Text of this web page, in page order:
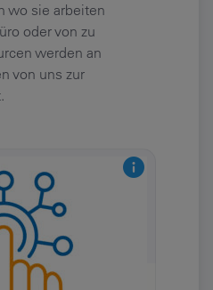
wo sie arbeiten
oder von zu
werden an
von uns zur